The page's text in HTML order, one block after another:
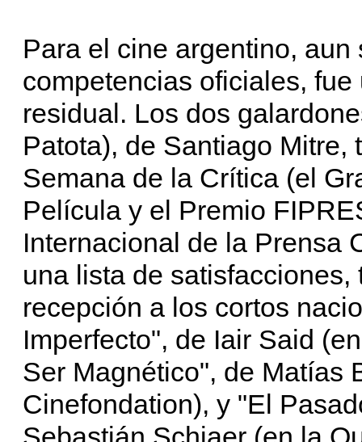
Para el cine argentino,
competencias oficiales,
residual. Los dos
Patota), de Santiago
Semana de la Crítica (el
Película y el Premio
Internacional de la Prensa
una lista de
recepción a los cortos
Imperfecto", de Iair Said
Ser Magnético", de Matías
Cinefondation), y "El